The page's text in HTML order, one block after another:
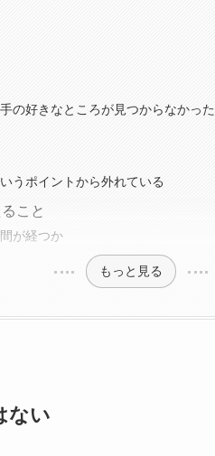
の好きなところが見つからなかった
うポイントから外れている
こと
が経つか
もっと見る
ない